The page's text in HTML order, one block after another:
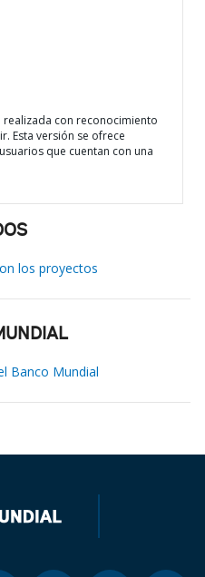
con reconocimiento
Esta versión se ofrece
que cuentan con una
los proyectos
Banco Mundial